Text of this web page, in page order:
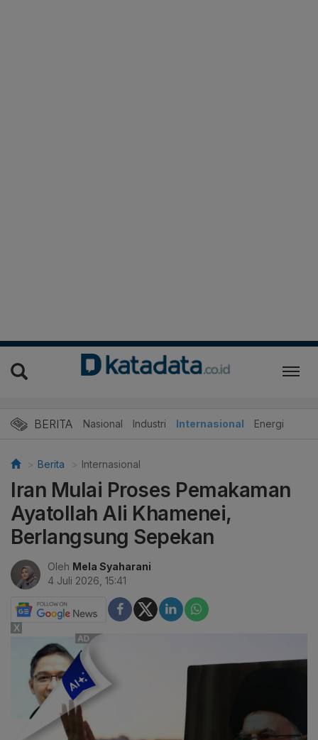
BERITA Nasional Industri Internasional Energi
Berita Internasional
Iran Mulai Proses Pemakaman
Ayatollah Ali Khamenei,
Berlangsung Sepekan
Oleh Mela Syaharani
4 Juli 2026, 15:41
X